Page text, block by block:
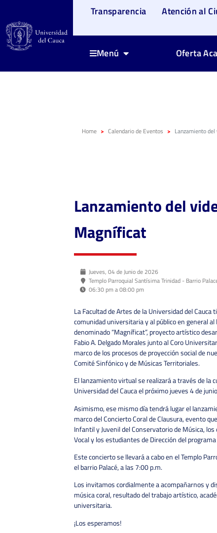
Transparencia Atención al
Menú Oferta
Home Calendario de Eventos Lanzamiento
Lanzamiento del
Magníficat
Jueves, 04 de Junio de 2026
Templo Parroquial Santísima Trinidad - Barrio
06:30 pm a 08:00 pm
La Facultad de Artes de la Universidad del Cauca
comunidad universitaria y al público en general
denominado “Magníficat”, proyecto artístico
Fabio A. Delgado Morales junto al Coro
marco de los procesos de proyección social de
Comité Sinfónico y de Músicas Territoriales.
El lanzamiento virtual se realizará a través de la
Universidad del Cauca el próximo jueves 4 de
Asimismo, ese mismo día tendrá lugar el
marco del Concierto Coral de Clausura, evento
Infantil y Juvenil del Conservatorio de Música,
Vocal y los estudiantes de Dirección del
Este concierto se llevará a cabo en el Templo
el barrio Palacé, a las 7:00 p.m.
Los invitamos cordialmente a acompañarnos y
música coral, resultado del trabajo artístico,
universitaria.
¡Los esperamos!